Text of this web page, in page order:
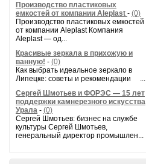
Производство пластиковых
емкостей от компании Aleplast - (0)
Производство пластиковых емкостей
от компании Aleplast Компания
Aleplast — од...
Красивые зеркала в прихожую и
ванную! - (0)
Как выбрать идеальное зеркало в
Липецке: советы и рекомендации ...
Сергей Шмотьев и ФОРЭС — 15 лет
поддержки камнерезного искусства
Урала - (0)
Сергей Шмотьев: бизнес на службе
культуры Сергей Шмотьев,
генеральный директор промышлен...